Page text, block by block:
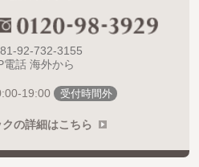
92-732-3155
電話 海外から
19:00 受付時間外
の詳細はこちら